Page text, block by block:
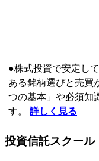
●株式投資で安定し
ある銘柄選びと売買
つの基本」や必須知
す。 詳しく見る
投資信託スクール